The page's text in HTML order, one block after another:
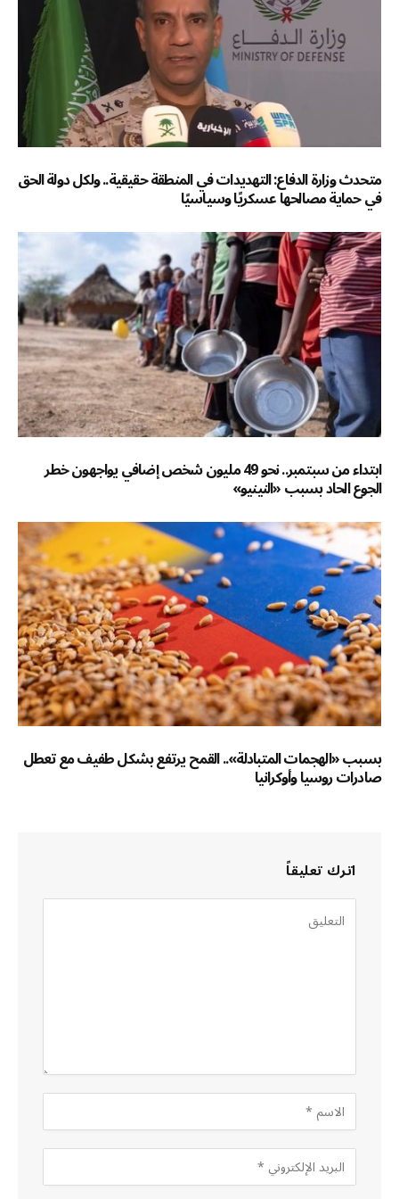
متحدث وزارة الدفاع: التهديدات في المنطقة حقيقية.. ولكل دولة الحق
في حماية مصالحها عسكريًا وسياسيًا
ابتداء من سبتمبر.. نحو 49 مليون شخص إضافي يواجهون خطر
الجوع الحاد بسبب «النينيو»
بسبب «الهجمات المتبادلة».. القمح يرتفع بشكل طفيف مع تعطل
صادرات روسيا وأوكرانيا
اترك تعليقاً